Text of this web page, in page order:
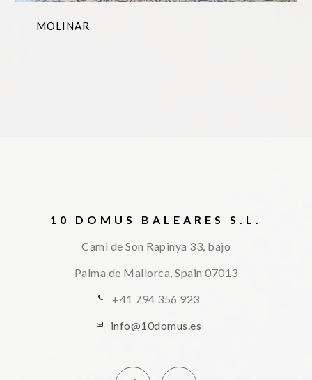
MOLINAR
10 DOMUS BALEARES S.L.
Cami de Son Rapinya 33, bajo
Palma de Mallorca, Spain 07013
+41 794 356 923
info@10domus.es